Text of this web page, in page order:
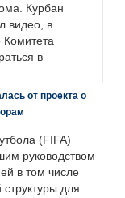
Курбан
видео, в
Комитета
в
от проекта о
(FIFA)
руководством
в том числе
для